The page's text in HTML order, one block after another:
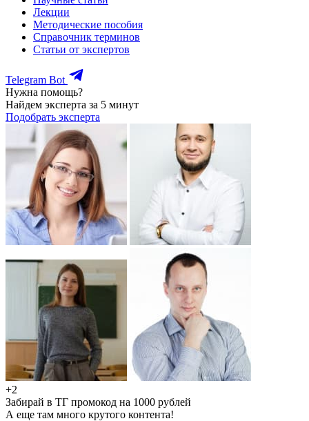
Лекции
Методические пособия
Справочник терминов
Статьи от экспертов
Telegram Bot
Нужна помощь?
Найдем эксперта за 5 минут
Подобрать эксперта
+2
Забирай в ТГ промокод на 1000 рублей
А еще там много крутого контента!